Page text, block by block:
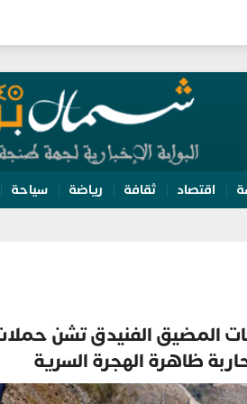
اقتصاد ثقافة رياضة سياحة
المضيق الفنيدق تشن
ظاهرة الهجرة السرية